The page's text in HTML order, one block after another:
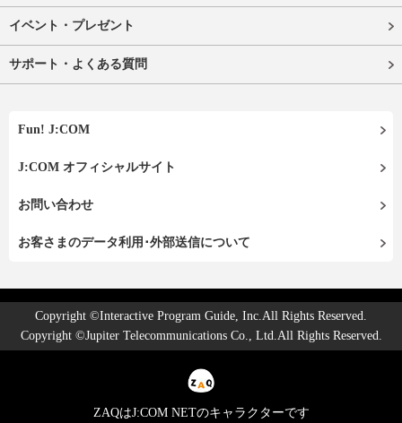
イベント・プレゼント
サポート・よくある質問
Fun! J:COM
J:COM オフィシャルサイト
お問い合わせ
お客さまのデータ利用･外部送信について
Copyright ©Interactive Program Guide, Inc.All Rights Reserved.
Copyright ©Jupiter Telecommunications Co., Ltd.All Rights Reserved.
ZAQはJ:COM NETのキャラクターです